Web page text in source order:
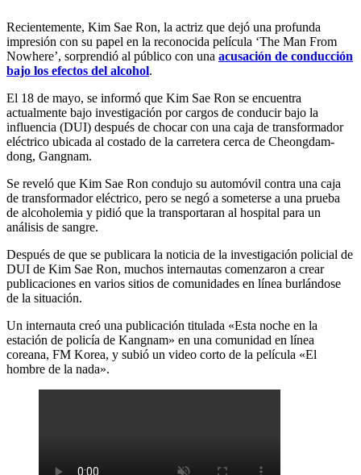
Recientemente, Kim Sae Ron, la actriz que dejó una profunda
impresión con su papel en la reconocida película ‘The Man From
Nowhere’, sorprendió al público con una acusación de conducción
bajo los efectos del alcohol.
El 18 de mayo, se informó que Kim Sae Ron se encuentra
actualmente bajo investigación por cargos de conducir bajo la
influencia (DUI) después de chocar con una caja de transformador
eléctrico ubicada al costado de la carretera cerca de Cheongdam-
dong, Gangnam.
Se reveló que Kim Sae Ron condujo su automóvil contra una caja
de transformador eléctrico, pero se negó a someterse a una prueba
de alcoholemia y pidió que la transportaran al hospital para un
análisis de sangre.
Después de que se publicara la noticia de la investigación policial de
DUI de Kim Sae Ron, muchos internautas comenzaron a crear
publicaciones en varios sitios de comunidades en línea burlándose
de la situación.
Un internauta creó una publicación titulada «Esta noche en la
estación de policía de Kangnam» en una comunidad en línea
coreana, FM Korea, y subió un video corto de la película «El
hombre de la nada».